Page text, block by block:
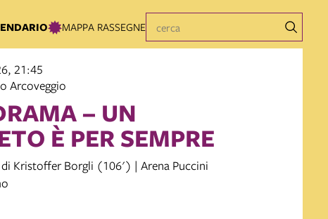
MAPPA RASSEGNE
21:45
Arcoveggio
– UN
È PER SEMPRE
Kristoffer Borgli (106') | Arena Puccini